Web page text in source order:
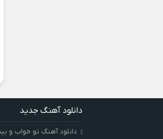
دانلود آهنگ جدید
دانلود آهنگ تو خواب و